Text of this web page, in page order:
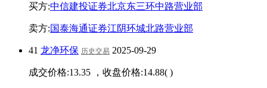
买方:中信建投证券北京东三环中路营业部
卖方:国泰海通证券江阴环城北路营业部
41 龙净环保 历史交易 2025-09-29
成交价格:13.35 ，收盘价格:14.88( )